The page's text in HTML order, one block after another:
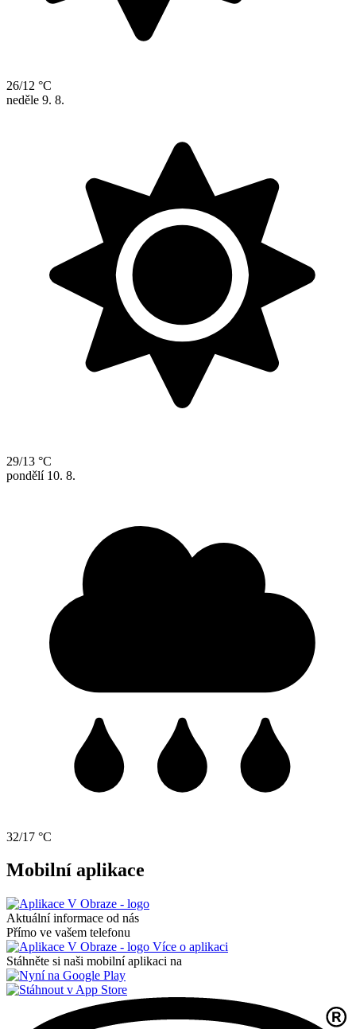
26/12 °C
neděle 9. 8.
29/13 °C
pondělí 10. 8.
32/17 °C
Mobilní aplikace
Aktuální informace od nás
Přímo ve vašem telefonu
Více o aplikaci
Stáhněte si naši mobilní aplikaci na